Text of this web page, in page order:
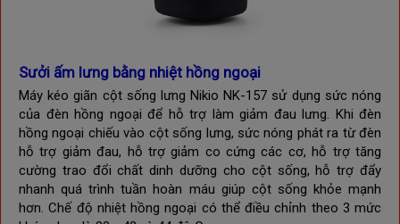
Sưởi ấm lưng bằng nhiệt hồng ngoại
Máy kéo giãn cột sống lưngNikio NK-157 sử dụng sức nóng
của đèn hồng ngoại để hỗ trợ làm giảm đau lưng. Khi đèn
hồng ngoại chiếu vào cột sống lưng, sức nóng phát ra từ đèn
hỗ trợ giảm đau, hỗ trợ giảm co cứng các cơ, hỗ trợ tăng
cường trao đổi chất dinh dưỡng cho cột sống, hỗ trợ đẩy
nhanh quá trình tuần hoàn máu giúp cột sống khỏe mạnh
hơn. Chế độ nhiệt hồng ngoại có thể điều chỉnh theo 3 mức